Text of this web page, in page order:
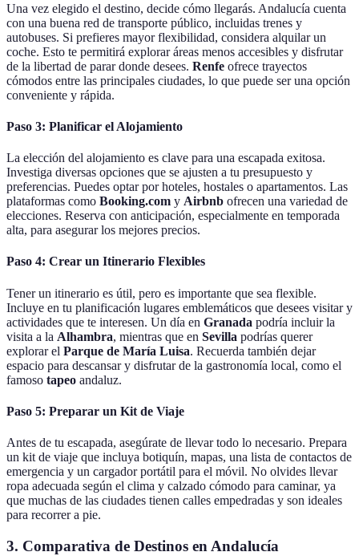
Una vez elegido el destino, decide cómo llegarás. Andalucía cuenta
con una buena red de transporte público, incluidas trenes y
autobuses. Si prefieres mayor flexibilidad, considera alquilar un
coche. Esto te permitirá explorar áreas menos accesibles y disfrutar
de la libertad de parar donde desees. Renfe ofrece trayectos
cómodos entre las principales ciudades, lo que puede ser una opción
conveniente y rápida.
Paso 3: Planificar el Alojamiento
La elección del alojamiento es clave para una escapada exitosa.
Investiga diversas opciones que se ajusten a tu presupuesto y
preferencias. Puedes optar por hoteles, hostales o apartamentos. Las
plataformas como Booking.com y Airbnb ofrecen una variedad de
elecciones. Reserva con anticipación, especialmente en temporada
alta, para asegurar los mejores precios.
Paso 4: Crear un Itinerario Flexibles
Tener un itinerario es útil, pero es importante que sea flexible.
Incluye en tu planificación lugares emblemáticos que desees visitar y
actividades que te interesen. Un día en Granada podría incluir la
visita a la Alhambra, mientras que en Sevilla podrías querer
explorar el Parque de María Luisa. Recuerda también dejar
espacio para descansar y disfrutar de la gastronomía local, como el
famoso tapeo andaluz.
Paso 5: Preparar un Kit de Viaje
Antes de tu escapada, asegúrate de llevar todo lo necesario. Prepara
un kit de viaje que incluya botiquín, mapas, una lista de contactos de
emergencia y un cargador portátil para el móvil. No olvides llevar
ropa adecuada según el clima y calzado cómodo para caminar, ya
que muchas de las ciudades tienen calles empedradas y son ideales
para recorrer a pie.
3. Comparativa de Destinos en Andalucía